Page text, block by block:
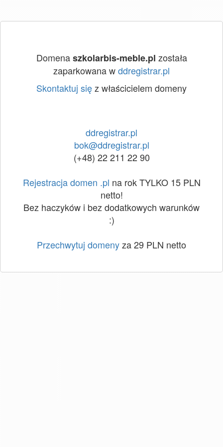
Domenaszkolarbis-meble.pl została
zaparkowana wddregistrar.pl
Skontaktuj sięz właścicielem domeny
ddregistrar.pl
bok@ddregistrar.pl
(+48) 22 211 22 90
Rejestracja domen .pl na rok TYLKO 15 PLN
netto!
Bez haczyków i bez dodatkowych warunków
:)
Przechwytuj domenyza 29 PLN netto